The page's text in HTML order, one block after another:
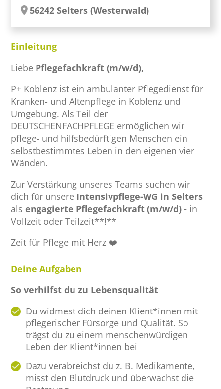
56242 Selters (Westerwald)
Einleitung
Liebe Pflegefachkraft (m/w/d),
P+ Koblenz ist ein ambulanter Pflegedienst für
Kranken- und Altenpflege in Koblenz und
Umgebung. Als Teil der
DEUTSCHENFACHPFLEGE ermöglichen wir
pflege- und hilfsbedürftigen Menschen ein
selbstbestimmtes Leben in den eigenen vier
Wänden.
Zur Verstärkung unseres Teams suchen wir
dich für unsere Intensivpflege-WG in Selters
als engagierte Pflegefachkraft (m/w/d) - in
Vollzeit oder Teilzeit**!**
Zeit für Pflege mit Herz ❤️
Deine Aufgaben
So verhilfst du zu Lebensqualität
Du widmest dich deinen Klient*innen mit
pflegerischer Fürsorge und Qualität. So
trägst du zu einem menschenwürdigen
Leben der Klient*innen bei
Dazu verabreichst du z. B. Medikamente,
misst den Blutdruck und überwachst die